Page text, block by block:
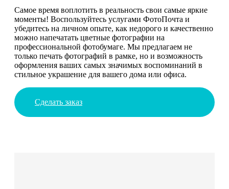
Самое время воплотить в реальность свои самые яркие
моменты! Воспользуйтесь услугами ФотоПочта и
убедитесь на личном опыте, как недорого и качественно
можно напечатать цветные фотографии на
профессиональной фотобумаге. Мы предлагаем не
только печать фотографий в рамке, но и возможность
оформления ваших самых значимых воспоминаний в
стильное украшение для вашего дома или офиса.
Сделать заказ